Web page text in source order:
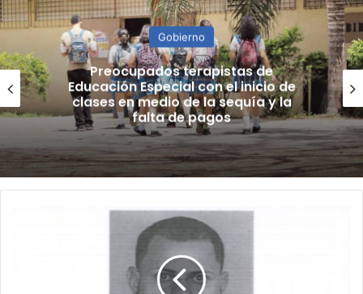
Seguridad
Buscan a mujer desaparecida en
Ponce